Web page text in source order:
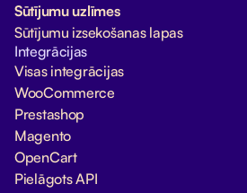
Sūtījumu uzlīmes
Sūtījumu izsekošanas lapas
Integrācijas
Visas integrācijas
WooCommerce
Prestashop
Magento
OpenCart
Pielāgots API